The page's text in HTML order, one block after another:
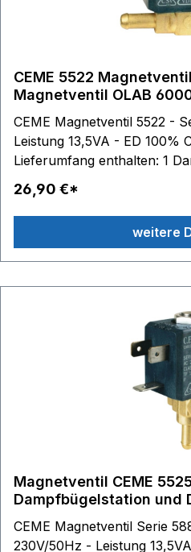
CEME 5522
Magnetventil OLAB
CEME Magnetventil 5522 -
Leistung 13,5VA - ED
Lieferumfang enthalten: 1
26,90 €*
weitere
Magnetventil CEME
Dampfbügelstation und
CEME Magnetventil Serie
230V/50Hz - Leistung